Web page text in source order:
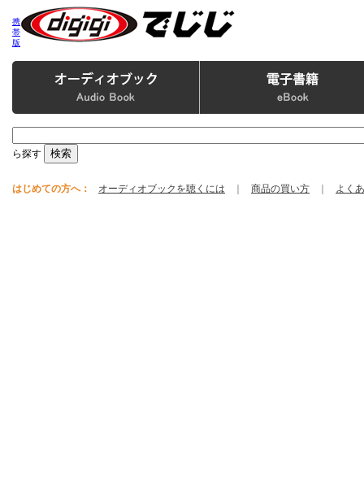
携
帯
版
ら探す
はじめての方へ： オーディオブックを聴くには 商品の買い方 よく